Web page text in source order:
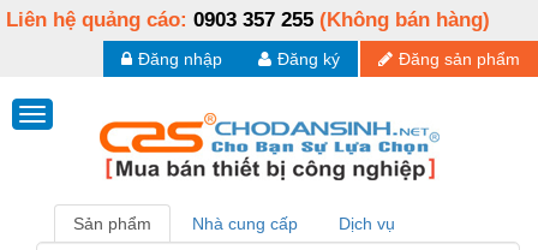
Liên hệ quảng cáo: 0903 357 255 (Không bán hàng)
Đăng sản phẩm
Đăng ký
Đăng nhập
Sản phẩm Nhà cung cấp Dịch vụ